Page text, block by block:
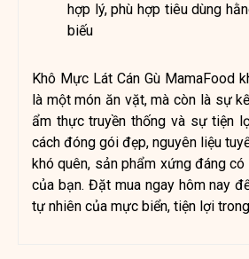
hợp lý, phù hợp tiêu dùng
biếu
Khô Mực Lát Cán Gù MamaFood
là một món ăn vặt, mà còn là sự
ẩm thực truyền thống và sự tiện
cách đóng gói đẹp, nguyên liệu
khó quên, sản phẩm xứng đáng
của bạn. Đặt mua ngay hôm nay
tự nhiên của mực biển, tiện lợi